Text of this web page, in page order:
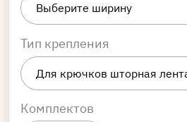
Тип крепления
Комплектов